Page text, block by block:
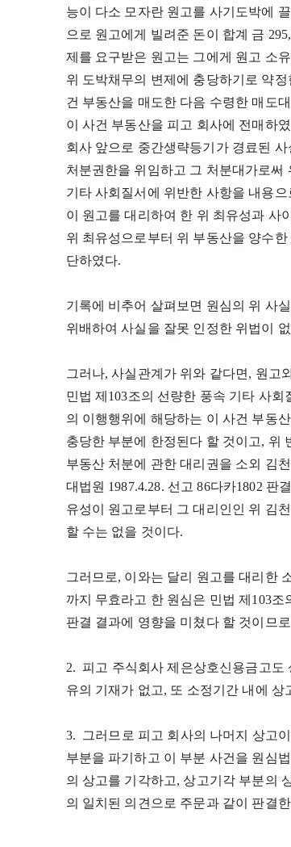
능이 다소 모자란 원고를 사기도박에
으로 원고에게 빌려준 돈이 합계 금
제를 요구받은 원고는 그에게 원고 소
위 도박채무의 변제에 충당하기로 약
건 부동산을 매도한 다음 수령한 매도
이 사건 부동산을 피고 회사에 전매하
회사 앞으로 중간생략등기가 경료된
처분권한을 위임하고 그 처분대가로
기타 사회질서에 위반한 사항을 내용
이 원고를 대리하여 한 위 최유성과 사
위 최유성으로부터 위 부동산을 양수
단하였다.
기록에 비추어 살펴보면 원심의 위 사
위배하여 사실을 잘못 인정한 위법이
그러나, 사실관계가 위와 같다면, 원고
민법 제103조의 선량한 풍속 기타 사
의 이행행위에 해당하는 이 사건 부동
충당한 부분에 한정된다 할 것이고, 위
부동산 처분에 관한 대리권을 소외 김
대법원 1987.4.28. 선고 86다카1802 판
유성이 원고로부터 그 대리인인 위 김
할 수는 없을 것이다.
그러므로, 이와는 달리 원고를 대리한
까지 무효라고 한 원심은 민법 제103
판결 결과에 영향을 미쳤다 할 것이므
2. 피고 주식회사 제은상호신용금고도
유의 기재가 없고, 또 소정기간 내에
3. 그러므로 피고 회사의 나머지 상고
부분을 파기하고 이 부분 사건을 원심
의 상고를 기각하고, 상고기각 부분의
의 일치된 의견으로 주문과 같이 판결